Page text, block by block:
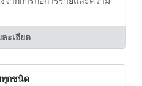
ะเอียด
ทุกชนิด